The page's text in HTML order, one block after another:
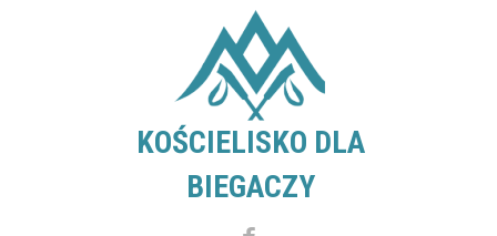
KOŚCIELISKO DLA
BIEGACZY